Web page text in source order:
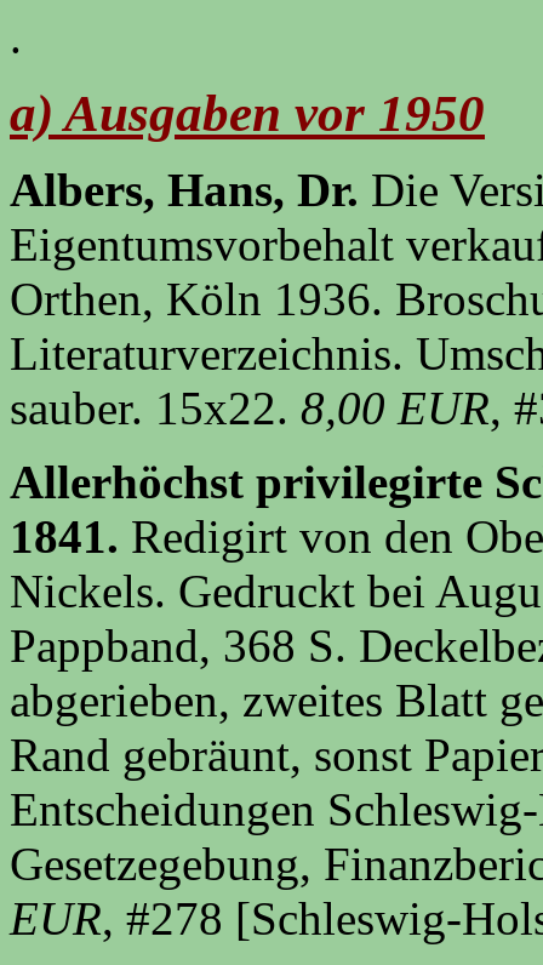
.
a) Ausgaben vor 1950
Albers, Hans, Dr. Die
Eigentumsvorbehalt
Orthen, Köln 1936.
Literaturverzeichnis.
sauber. 15x22. 8,00 EUR,
Allerhöchst privilegirte
1841. Redigirt von den
Nickels. Gedruckt bei
Pappband, 368 S.
abgerieben, zweites Blatt
Rand gebräunt, sonst
Entscheidungen
Gesetzegebung,
EUR, #278 [Schleswig-